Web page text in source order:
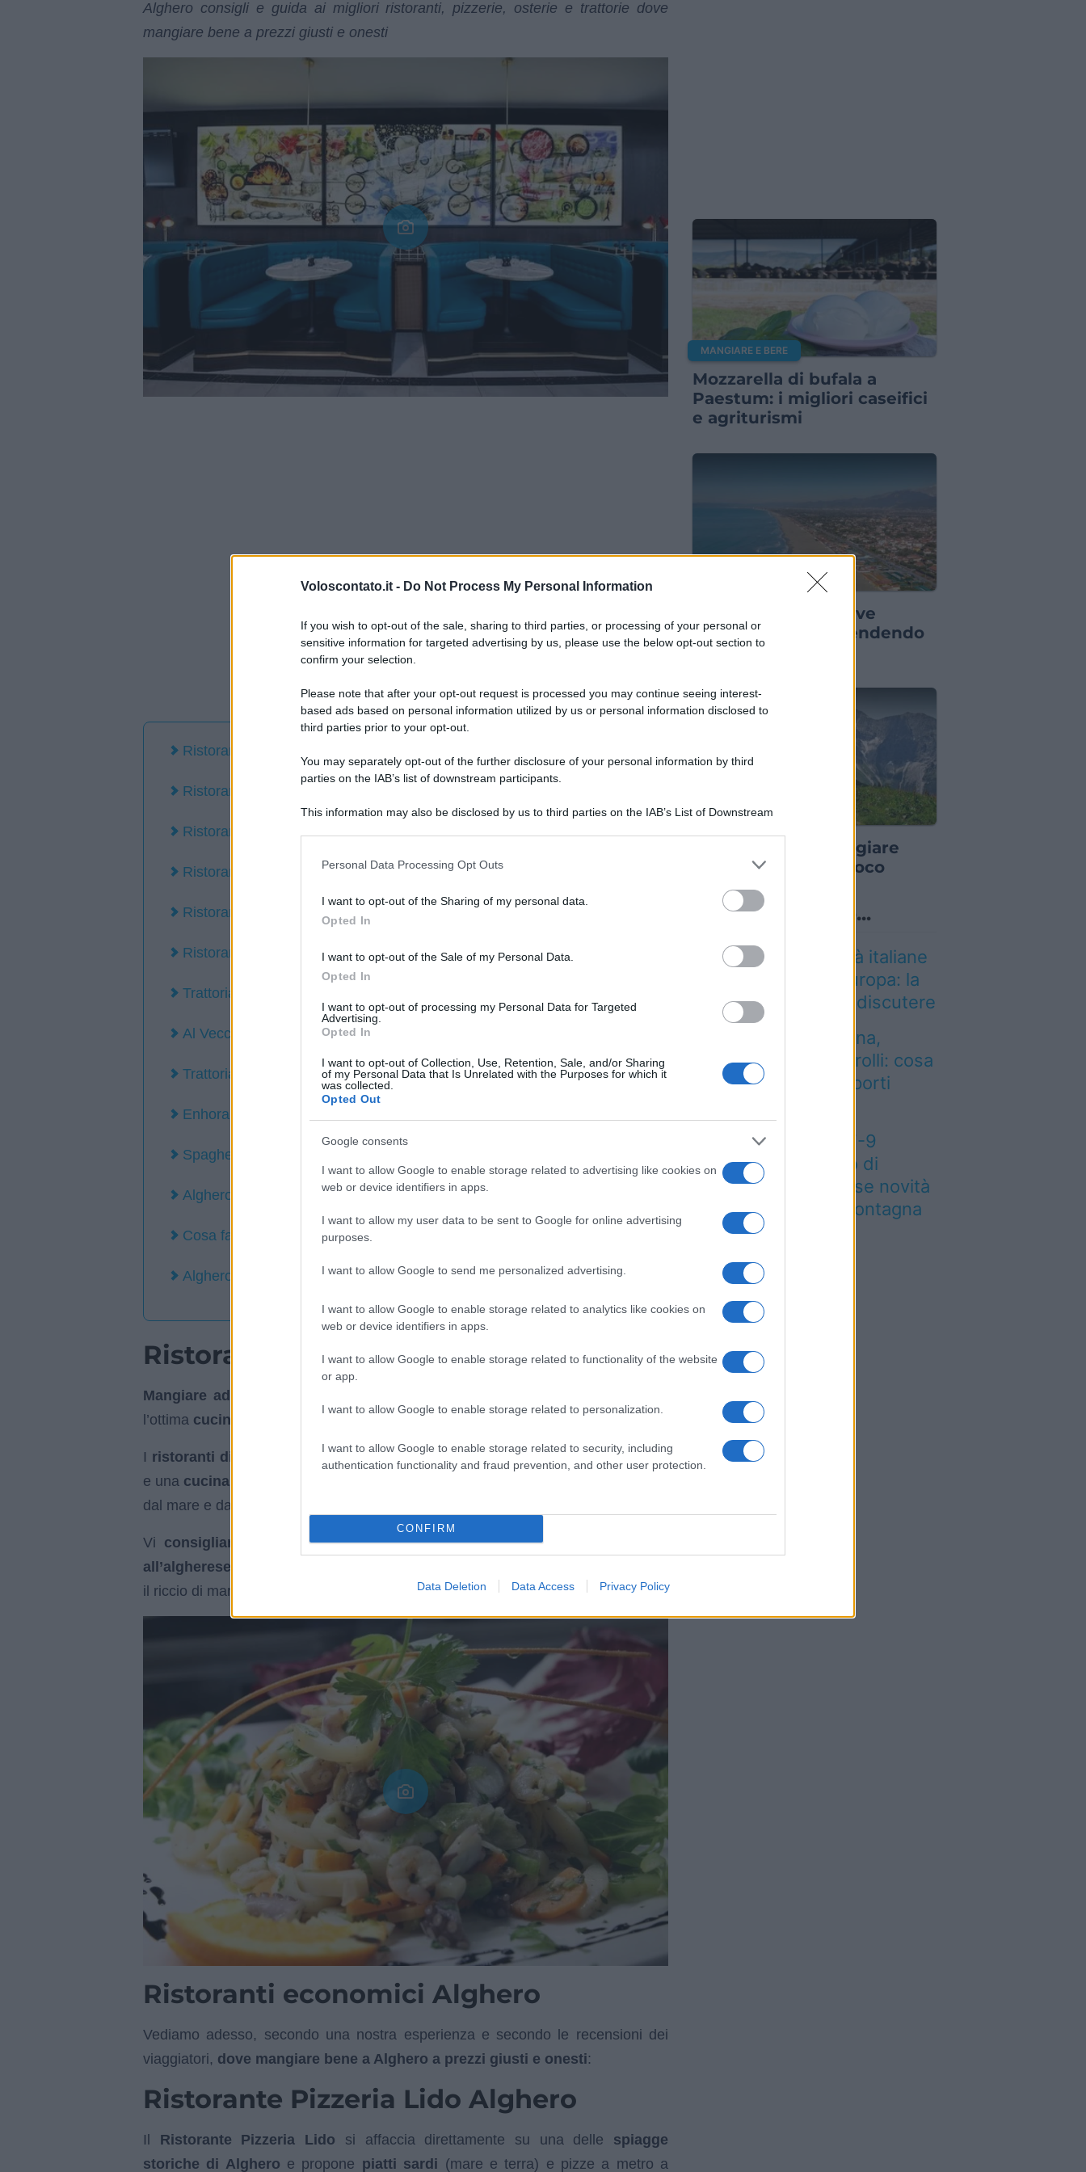
Voloscontato.it - Do Not Process My Personal Information
If you wish to opt-out of the sale, sharing to third parties, or processing of your personal or
sensitive information for targeted advertising by us, please use the below opt-out section to
confirm your selection.
Please note that after your opt-out request is processed you may continue seeing interest-
based ads based on personal information utilized by us or personal information disclosed to
third parties prior to your opt-out.
You may separately opt-out of the further disclosure of your personal information by third
parties on the IAB’s list of downstream participants.
This information may also be disclosed by us to third parties on the IAB’s List of Downstream
information including but not limited to your visit or usage behaviour. You may click to grant or
deny consent to Google and its third-party tags to use your data for below specified purposes
in below Google consent section.
Personal Data Processing Opt Outs
I want to opt-out of the Sharing of my personal data.
Opted In
I want to opt-out of the Sale of my Personal Data.
Opted In
I want to opt-out of processing my Personal Data for Targeted
Advertising.
Opted In
I want to opt-out of Collection, Use, Retention, Sale, and/or Sharing
of my Personal Data that Is Unrelated with the Purposes for which it
was collected.
Opted Out
Google consents
I want to allow Google to enable storage related to advertising like cookies on
web or device identifiers in apps.
I want to allow my user data to be sent to Google for online advertising
purposes.
I want to allow Google to send me personalized advertising.
I want to allow Google to enable storage related to analytics like cookies on
web or device identifiers in apps.
I want to allow Google to enable storage related to functionality of the website
or app.
I want to allow Google to enable storage related to personalization.
I want to allow Google to enable storage related to security, including
authentication functionality and fraud prevention, and other user protection.
CONFIRM
Data Deletion Data Access Privacy Policy
Alghero consigli e guida ai migliori ristoranti, pizzerie, osterie e trattorie dove
mangiare bene a prezzi giusti e onesti
Ristoranti Alghero
Ristoranti economici Alghero
Ristorante Pizzeria Lido Alghero
Ristorante Mirador Alghero
Ristorante Mabrouk Alghero
Ristorante Al Dieci Alghero
Trattoria Maristella Alghero
Al Vecchio Mulino Alghero
Trattoria Rejal Alghero
Enhorabona Alghero
Spaghetteria Al Solito Posto Alghero
Alghero cosa fare e cosa vedere
Cosa fare la sera a Alghero
Alghero immagini e foto
Ristoranti Alghero
Mangiare ad Alghero
l’ottima cucina di pesce appena pescato
I ristoranti di Alghero ogni giorno propongono un’eccezionalecucina di pesce
e una cucina tradizionale
dal mare e dalle terre circostanti.
Vi consigliamo di non lasciareAlgherosenza aver mangiato gli
all’algherese
il riccio di mare.
Ristoranti economici Alghero
Vediamo adesso, secondo una nostra esperienza e secondo le recensioni dei
viaggiatori, dove mangiare bene a Alghero a prezzi giusti e onesti:
Ristorante Pizzeria Lido Alghero
Il Ristorante Pizzeria Lido si affaccia direttamente su una delle spiagge
storiche di Alghero e propone piatti sardi (mare e terra) e pizze a metro a
MANGIARE E BERE
Mozzarella di bufala a
Paestum: i migliori caseifici
e agriturismi
Forte dei Marmi dove
mangiare bene spendendo
poco
MANGIARE E BERE
Sappada dove mangiare
bene spendendo poco
Lo sapevi che...
Mai così tante città italiane
tra le più care d’Europa: la
classifica 2026 fa discutere
Rientro dalla Spagna,
attenzione ai controlli: cosa
cambia negli aeroporti
Meteo weekend 7-9
agosto: il secondo di
agosto porta grosse novità
per chi andrà in montagna